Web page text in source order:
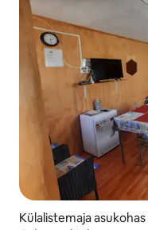
Külalistemaja